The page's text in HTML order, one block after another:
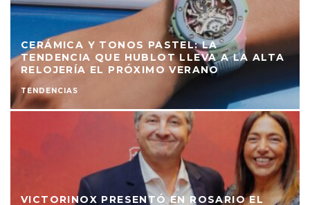
CERÁMICA Y TONOS PASTEL: LA
TENDENCIA QUE HUBLOT LLEVA A LA ALTA
RELOJERÍA EL PRÓXIMO VERANO
TENDENCIAS
VICTORINOX PRESENTÓ EN ROSARIO EL